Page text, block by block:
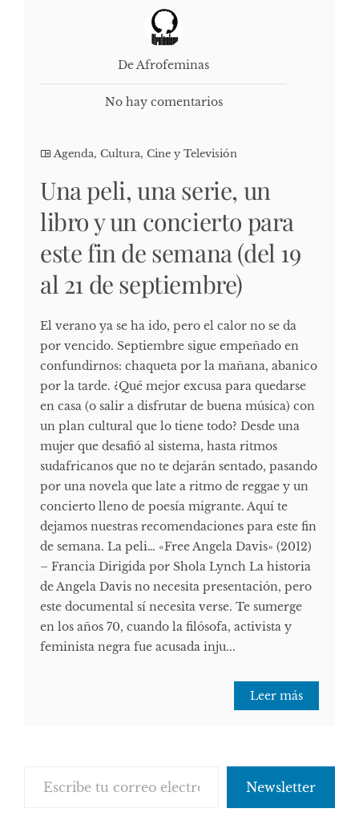
De Afrofeminas
No hay comentarios
Agenda, Cultura, Cine y Televisión
Una peli, una serie, un
libro y un concierto para
este fin de semana (del 19
al 21 de septiembre)
El verano ya se ha ido, pero el calor no se da
por vencido. Septiembre sigue empeñado en
confundirnos: chaqueta por la mañana, abanico
por la tarde. ¿Qué mejor excusa para quedarse
en casa (o salir a disfrutar de buena música) con
un plan cultural que lo tiene todo? Desde una
mujer que desafió al sistema, hasta ritmos
sudafricanos que no te dejarán sentado, pasando
por una novela que late a ritmo de reggae y un
concierto lleno de poesía migrante. Aquí te
dejamos nuestras recomendaciones para este fin
de semana. La peli… «Free Angela Davis» (2012)
– Francia Dirigida por Shola Lynch La historia
de Angela Davis no necesita presentación, pero
este documental sí necesita verse. Te sumerge
en los años 70, cuando la filósofa, activista y
feminista negra fue acusada inju...
Leer más
Newsletter